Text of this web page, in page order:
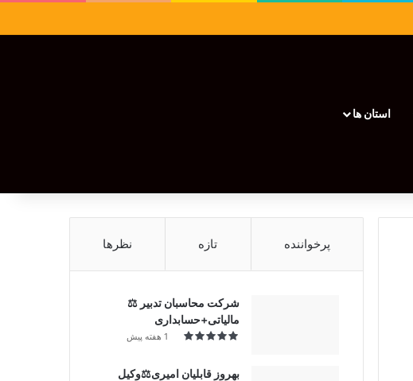
استان ها
پرخواننده تازه نظرها
شرکت محاسبان تدبیر ⚖️
مالیاتی+حسابداری
1 هفته پیش
بهروز قابلیان امیری⚖️وکیل